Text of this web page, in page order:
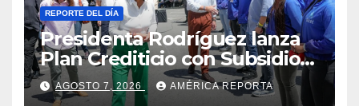
REPORTE DEL DÍA
Presidenta Rodríguez lanza
Plan Crediticio con Subsidio
Directo en encuentro con
Juntas de Condominio
AGOSTO 7, 2026 AMÉRICA REPORTA